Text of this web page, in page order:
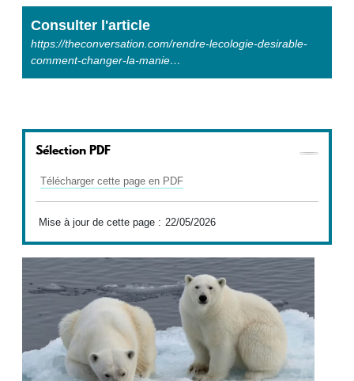
Consulter l'article
https://theconversation.com/rendre-lecologie-desirable-
comment-changer-la-manie…
Sélection PDF
Télécharger cette page en PDF
Mise à jour de cette page : 22/05/2026